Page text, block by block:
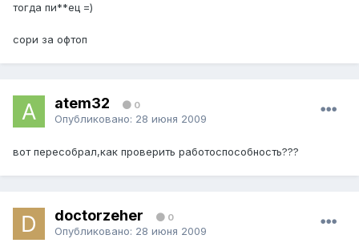
тогда пи**ец =)
сори за офтоп
atem32 0
Опубликовано: 28 июня 2009
вот пересобрал,как проверить работоспособность???
doctorzeher 0
Опубликовано: 28 июня 2009